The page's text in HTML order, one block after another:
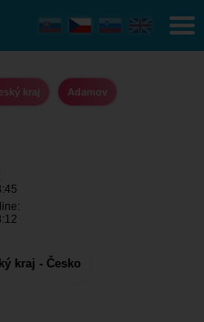
kraj Adamov
kraj - Česko